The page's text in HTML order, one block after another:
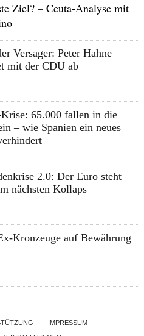
Ziel? – Ceuta-Analyse mit
Versager: Peter Hahne
mit der CDU ab
Krise: 65.000 fallen in die
– wie Spanien ein neues
2.0: Der Euro steht
nächsten Kollaps
Kronzeuge auf Bewährung
Skip to contentIMPRESSUM